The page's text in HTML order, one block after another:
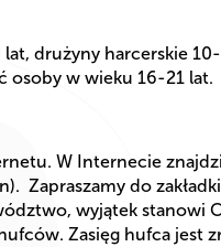
drużyny harcerskie
osoby w wieku 16-21 lat.
W Internecie
Zapraszamy do
wyjątek stanowi
Zasięg hufca